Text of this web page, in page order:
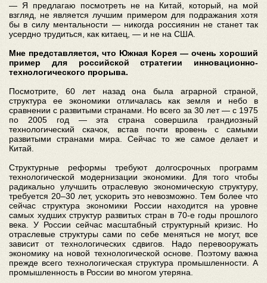
— Я предлагаю посмотреть не на Китай, который, на мой
взгляд, не является лучшим примером для подражания хотя
бы в силу ментальности — никогда россиянин не станет так
усердно трудиться, как китаец, — и не на США.
Мне представляется, что Южная Корея — очень хороший
пример для российской стратегии инновационно-
технологического прорыва.
Посмотрите, 60 лет назад она была аграрной страной,
структура ее экономики отличалась как земля и небо в
сравнении с развитыми странами. Но всего за 30 лет — с 1975
по 2005 год — эта страна совершила грандиозный
технологический скачок, встав почти вровень с самыми
развитыми странами мира. Сейчас то же самое делает и
Китай.
Структурные реформы требуют долгосрочных программ
технологической модернизации экономики. Для того чтобы
радикально улучшить отраслевую экономическую структуру,
требуется 20–30 лет, ускорить это невозможно. Тем более что
сейчас структура экономики России находится на уровне
самых худших структур развитых стран в 70-е годы прошлого
века. У России сейчас масштабный структурный кризис. Но
отраслевые структуры сами по себе меняться не могут, все
зависит от технологических сдвигов. Надо перевооружать
экономику на новой технологической основе. Поэтому важна
прежде всего технологическая структура промышленности. А
промышленность в России во многом утеряна.